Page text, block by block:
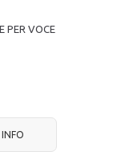
PER VOCE
INFO